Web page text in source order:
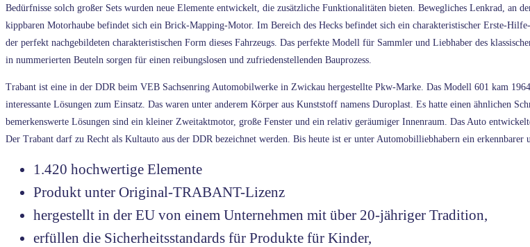
Bedürfnisse solch großer Sets wurden neue Elemente entwickelt, die zusätzliche Funktionalitäten bieten. Bewegliches Lenkrad,
kippbaren Motorhaube befindet sich ein Brick-Mapping-Motor. Im Bereich des Hecks befindet sich ein charakteristischer Erste-
der perfekt nachgebildeten charakteristischen Form dieses Fahrzeugs. Das perfekte Modell für Sammler und Liebhaber des
in nummerierten Beuteln sorgen für einen reibungslosen und zufriedenstellenden Bauprozess.
Trabant ist eine in der DDR beim VEB Sachsenring Automobilwerke in Zwickau hergestellte Pkw-Marke. Das Modell 601 kam
interessante Lösungen zum Einsatz. Das waren unter anderem Körper aus Kunststoff namens Duroplast. Es hatte einen ähnlichen
bemerkenswerte Lösungen sind ein kleiner Zweitaktmotor, große Fenster und ein relativ geräumiger Innenraum. Das Auto
Der Trabant darf zu Recht als Kultauto aus der DDR bezeichnet werden. Bis heute ist er unter Automobilliebhabern ein
1.420 hochwertige Elemente
Produkt unter Original-TRABANT-Lizenz
hergestellt in der EU von einem Unternehmen mit über 20-jähriger Tradition,
erfüllen die Sicherheitsstandards für Produkte für Kinder,